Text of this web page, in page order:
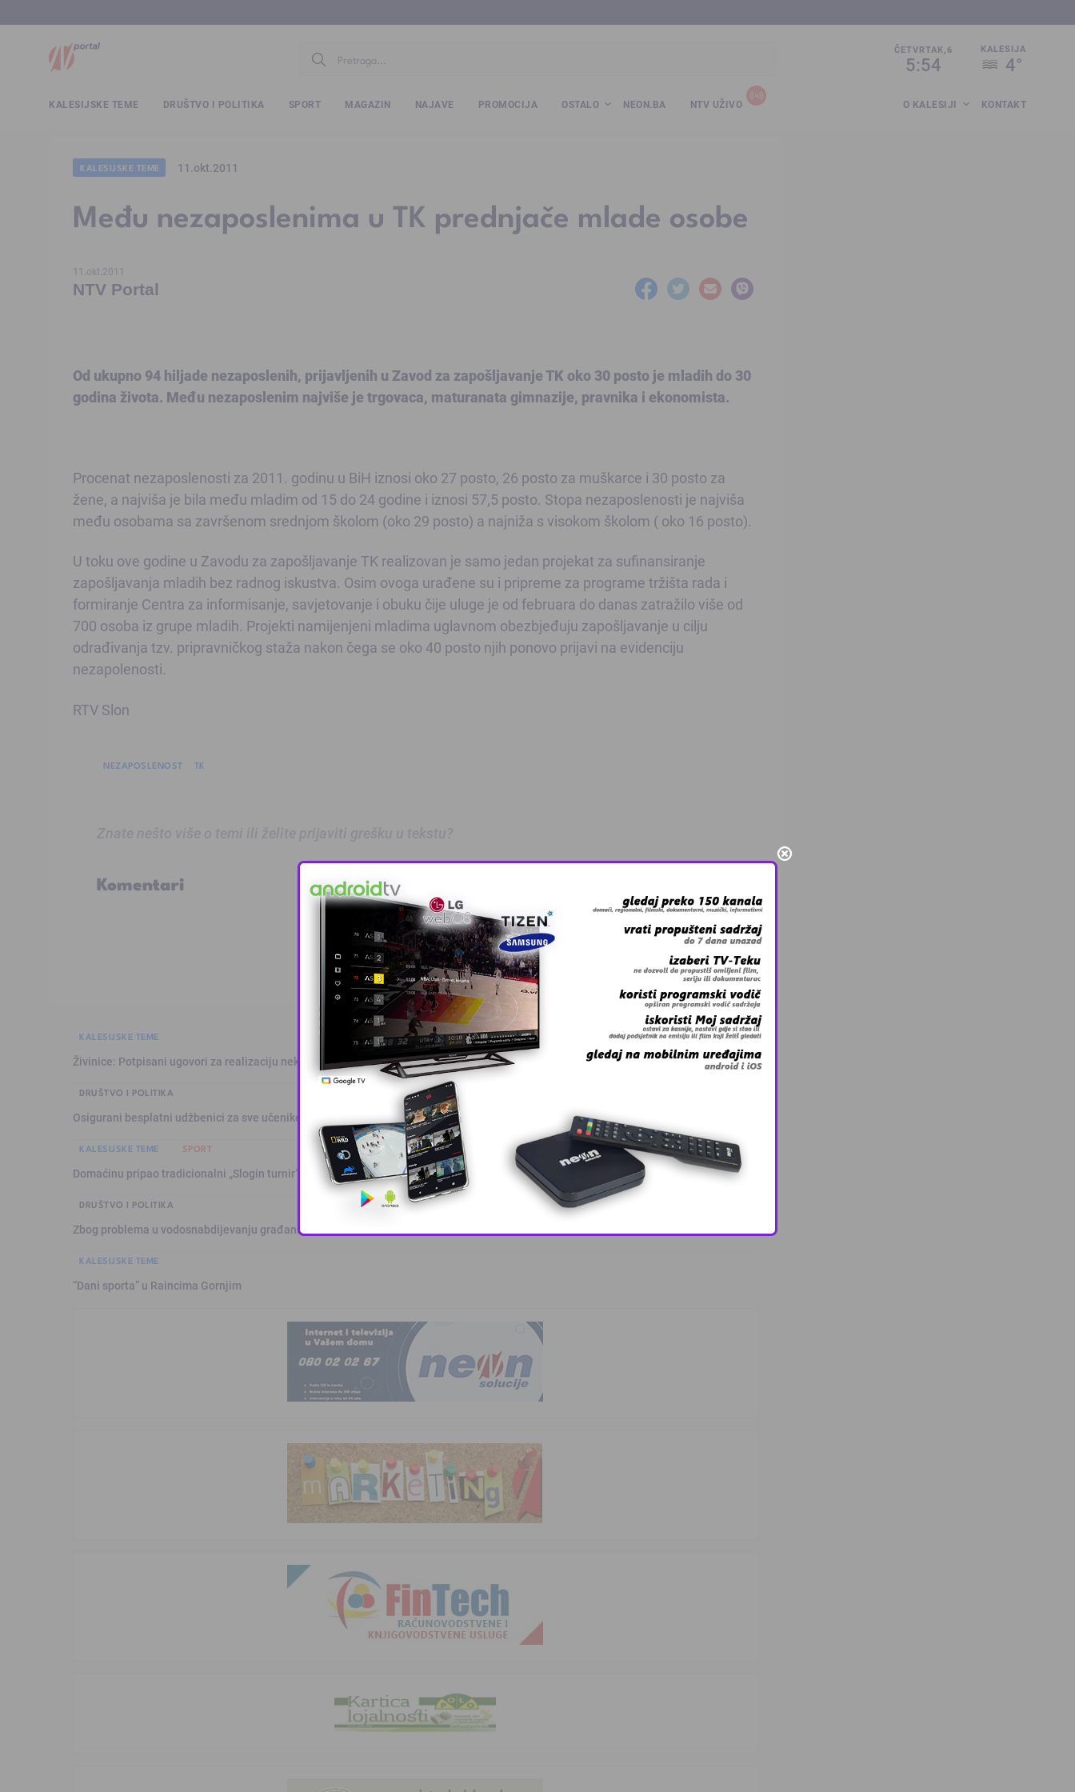
ČETVRTAK,6
5:54
KALESIJA
4°
KALESIJSKE TEME DRUŠTVO I POLITIKA SPORT MAGAZIN NAJAVE PROMOCIJA OSTALO NEON.BA NTV UŽIVO O KALESIJI KONTAKT
KALESIJSKE TEME 11.okt.2011
Među nezaposlenima u TK prednjače mlade osobe
11.okt.2011
NTV Portal
Od ukupno 94 hiljade nezaposlenih, prijavljenih u Zavod za zapošljavanje TK oko 30 posto je mladih do 30
godina života. Među nezaposlenim najviše je trgovaca, maturanata gimnazije, pravnika i ekonomista.
Procenat nezaposlenosti za 2011. godinu u BiH iznosi oko 27 posto, 26 posto za muškarce i 30 posto za
žene, a najviša je bila među mladim od 15 do 24 godine i iznosi 57,5 posto. Stopa nezaposlenosti je najviša
među osobama sa završenom srednjom školom (oko 29 posto) a najniža s visokom školom ( oko 16 posto).
U toku ove godine u Zavodu za zapošljavanje TK realizovan je samo jedan projekat za sufinansiranje
zapošljavanja mladih bez radnog iskustva. Osim ovoga urađene su i pripreme za programe tržišta rada i
formiranje Centra za informisanje, savjetovanje i obuku čije uluge je od februara do danas zatražilo više od
700 osoba iz grupe mladih. Projekti namijenjeni mladima uglavnom obezbjeđuju zapošljavanje u cilju
odrađivanja tzv. pripravničkog staža nakon čega se oko 40 posto njih ponovo prijavi na evidenciju
nezapolenosti.
RTV Slon
NEZAPOSLENOST TK
Komentari
KALESIJSKE TEME
Živinice: Potpisani ugovori za realizaciju nekoliko infrastrukturnih …
DRUŠTVO I POLITIKA
Osigurani besplatni udžbenici za sve učenike osnovnih škola u Tuzla …
KALESIJSKE TEME SPORT
Domaćinu pripao tradicionalni „Slogin turnir“
DRUŠTVO I POLITIKA
Zbog problema u vodosnabdijevanju građani organizuju sastanak
KALESIJSKE TEME
“Dani sporta” u Raincima Gornjim